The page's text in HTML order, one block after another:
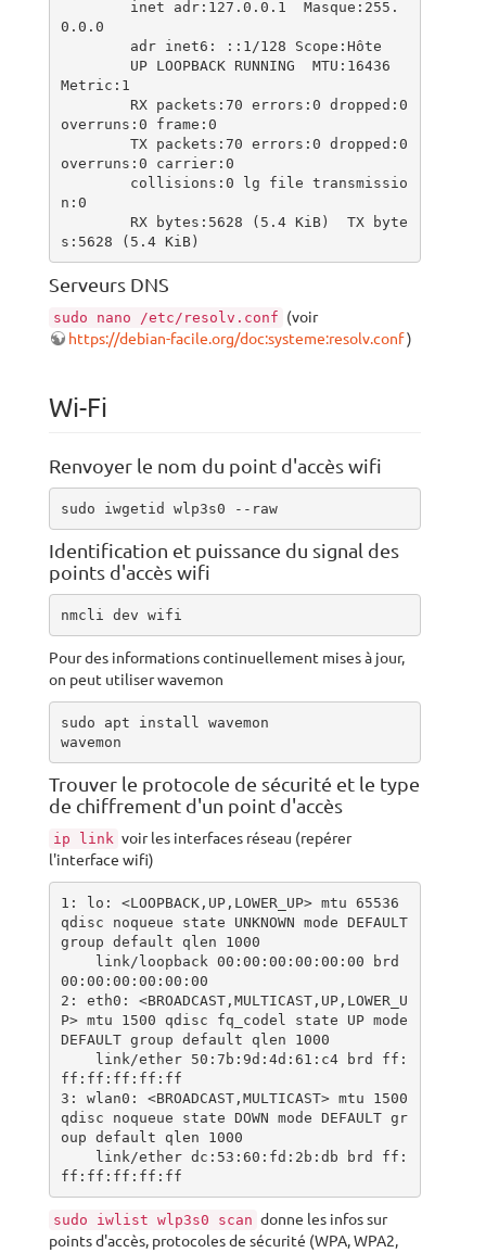
0.0.0
Metric:1
overruns:0 frame:0
overruns:0 carrier:0
n:0
s:5628 (5.4 KiB)
Serveurs DNS
sudo nano /etc/resolv.conf (voir
https://debian-facile.org/doc:systeme:resolv.conf)
Wi-Fi
Renvoyer le nom du point d'accès wifi
sudo iwgetid wlp3s0 --raw
Identification et puissance du signal des
points d'accès wifi
nmcli dev wifi
Pour des informations continuellement mises à jour,
on peut utiliser wavemon
sudo apt install wavemon
wavemon
Trouver le protocole de sécurité et le type
de chiffrement d'un point d'accès
ip link voir les interfaces réseau (repérer
l'interface wifi)
1: lo: <LOOPBACK,UP,LOWER_UP> mtu 65536
qdisc noqueue state UNKNOWN mode DEFAULT
group default qlen 1000
00:00:00:00:00:00
2: eth0: <BROADCAST,MULTICAST,UP,LOWER_U
P> mtu 1500 qdisc fq_codel state UP mode
DEFAULT group default qlen 1000
ff:ff:ff:ff:ff
3: wlan0: <BROADCAST,MULTICAST> mtu 1500
qdisc noqueue state DOWN mode DEFAULT gr
oup default qlen 1000
ff:ff:ff:ff:ff
sudo iwlist wlp3s0 scan donne les infos sur
points d'accès, protocoles de sécurité (WPA, WPA2,